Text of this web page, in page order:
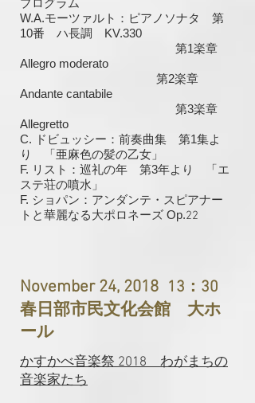
プログラム
W.A.モーツァルト：ピアノソナタ 第
10番 ハ長調 KV.330
第1楽章
Allegro moderato
第2楽章
Andante cantabile
第3楽章
Allegretto
C. ドビュッシー：前奏曲集 第1集よ
り 「亜麻色の髪の乙女」
F. リスト：巡礼の年 第3年より 「エ
ステ荘の噴水」
F. ショパン：アンダンテ・スピアナー
トと華麗なる大ポロネーズ Op.22
November 24, 2018 13：30
春日部市民文化会館 大ホ
ール
かすかべ音楽祭 2018わがまちの
音楽家たち